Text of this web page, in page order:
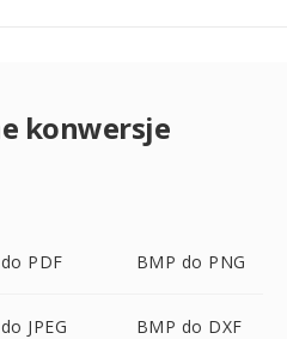
konwersje
PDF BMP do PNG
JPEG BMP do DXF